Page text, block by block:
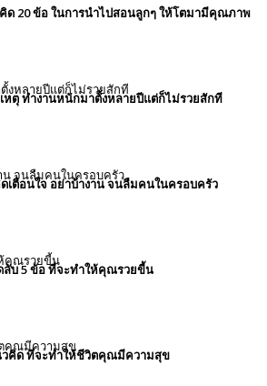
ด 20 ข้อ ในการนำไปสอนลูกๆ ให้โตมามีคุณภาพ
หตุ ทำงานหนักมาตั้งหลายปีแต่ก็ไม่รวยสักที
เตือนใจ อย่าบ้างาน จนลืมคนในครอบครัว
ลับ 5 ข้อ ที่จะทำให้คุณรวยขี้น
วคิด ที่จะทำให้ชีวิตคุณมีความสุข